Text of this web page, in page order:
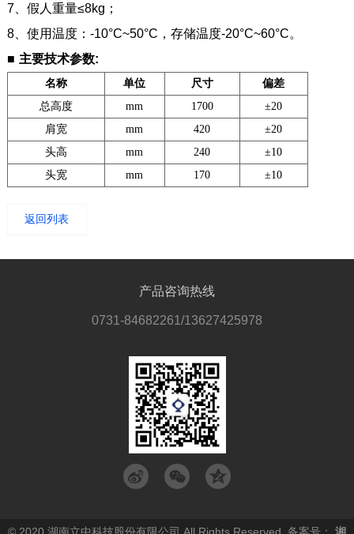
7、 假人重量≤8kg；
8、使用温度：-10°C~50°C，存储温度-20°C~60°C。
■ 主要技术参数:
名称 单位 尺寸
偏差
总高度
mm 1700
±20
肩宽
mm 420
±20
头高
mm 240
±10
头宽
mm 170 ±10
返回列表
产品咨询热线
0731-84682261/13627425978